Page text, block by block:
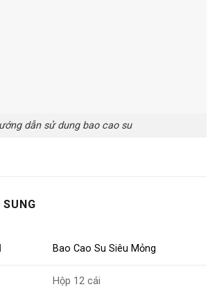
dẫn sử dung bao cao su
Bao Cao Su Siêu Mỏng
Hộp 12 cái